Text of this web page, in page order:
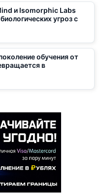
и Isomorphic Labs
угроз с
обучения от
в